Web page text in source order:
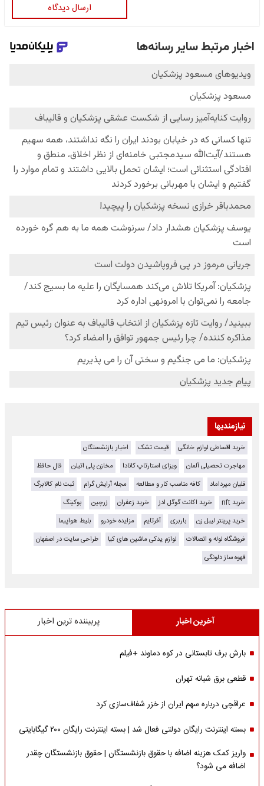
ارسال دیدگاه
نیازمندیها
خرید اقساطی لوازم خانگی قیمت تشک
اخبار بازنشستگان
مهاجرت تحصیلی آلمان
ویزای استارتاپ کانادا مخازن پلی اتیلن
فال حافظ
قلیان میرداماد
کافه مناسب کار و مطالعه مجله آرایش گرام
ثبت نام کالابرگ
خرید nft
خرید اکانت گوگل ادز خرید زعفران زرچین
بوکینگ
خرید پرینتر لیبل زن
باربری آفرتایم مزایده خودرو
بلیط هواپیما
فروشگاه لوله و اتصالات
لوازم یدکی ماشین های کیا
طراحی سایت در اصفهان
قهوه ساز دلونگی
آخرین اخبار پربیننده ترین اخبار
بارش برف تابستانی در کوه دماوند +فیلم
قطعی برق شبانه تهران
عراقچی درباره سهم ایران از خزر شفاف‌سازی کرد
بسته اینترنت رایگان دولتی فعال شد | بسته اینترنت رایگان ۲۰۰ گیگابایتی
واریز کمک هزینه اضافه با حقوق بازنشستگان | حقوق بازنشستگان چقدر
اضافه می شود؟